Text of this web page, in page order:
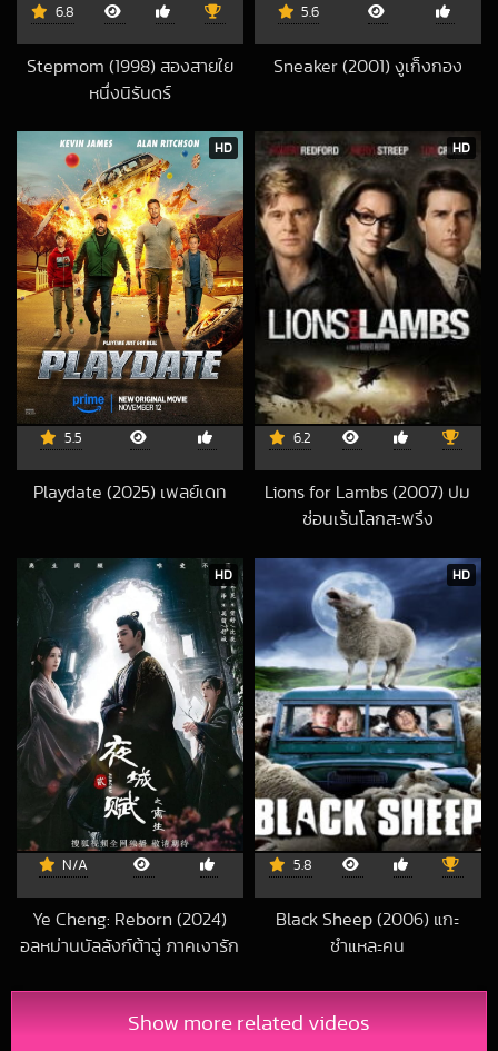
6.8
Stepmom (1998) สองสายใย
หนึ่งนิรันดร์
5.6
Sneaker (2001) งูเก็งกอง
HD
5.5
Playdate (2025) เพลย์เดท
HD
6.2
Lions for Lambs (2007) ปม
ซ่อนเร้นโลกสะพรึง
HD
N/A
Ye Cheng: Reborn (2024)
อลหม่านบัลลังก์ต้าฉู่ ภาคเงารัก
HD
5.8
Black Sheep (2006) แกะ
ชำแหละคน
Show more related videos